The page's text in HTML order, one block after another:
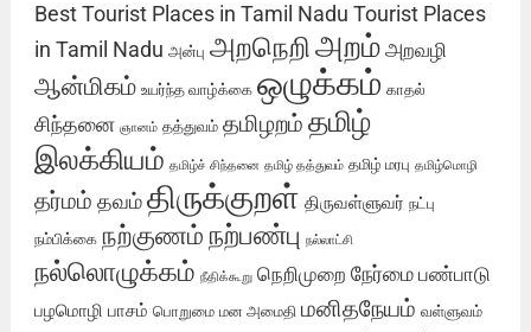
Best Tourist Places in Tamil Nadu Tourist Places
in Tamil Nadu அன்பு அறநெறிஅறம் அறவழி
ஆன்மிகம் உயர்ந்த வாழ்க்கை ஒழுக்கம் காதல்
சிந்தனை ஞானம் தத்துவம் தமிழறம் தமிழ்
இலக்கியம் தமிழ்ச் சிந்தனை தமிழ் தத்துவம் தமிழ் மரபு தமிழ்மொழி
தர்மம் தவம்திருக்குறள் திருவள்ளுவர் நட்பு
நம்பிக்கை நற்குணம் நற்பண்பு நல்லாட்சி
நல்லொழுக்கம் நீதிக்கூறு நெறிமுறை நேர்மை பண்பாடு
பழமொழி பாசம் பொறுமை மன அமைதி மனிதநேயம் வள்ளுவம்